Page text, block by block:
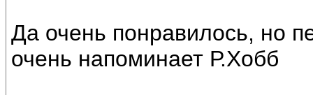
Да очень понравилось, но
очень напоминает Р.Хобб